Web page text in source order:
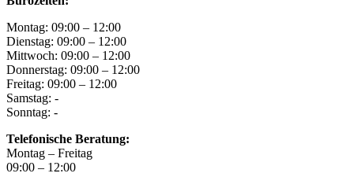
Montag: 09:00 – 12:00
Dienstag: 09:00 – 12:00
Mittwoch: 09:00 – 12:00
Donnerstag: 09:00 – 12:00
Freitag: 09:00 – 12:00
Samstag: -
Sonntag: -
Telefonische Beratung:
Montag – Freitag
09:00 – 12:00